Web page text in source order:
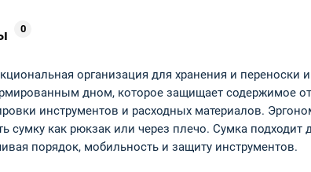
0
организация для хранения и
дном, которое защищает содержимое
инструментов и расходных материалов.
как рюкзак или через плечо. Сумка подходит
порядок, мобильность и защиту инструментов.